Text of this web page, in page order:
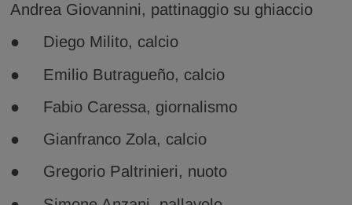
Andrea Giovannini, pattinaggio su ghiaccio
● Diego Milito, calcio
● Emilio Butragueño, calcio
● Fabio Caressa, giornalismo
● Gianfranco Zola, calcio
● Gregorio Paltrinieri, nuoto